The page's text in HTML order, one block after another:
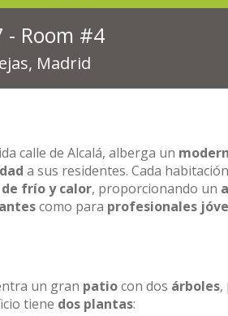
- Room #4
Madrid
calle de Alcalá, alberga un
a sus residentes. Cada
frío y calor, proporcionando un
como para profesionales
un gran patiocon dos árboles,
tiene dos plantas: